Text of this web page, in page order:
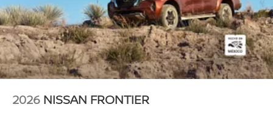
2026 NISSAN FRONTIER